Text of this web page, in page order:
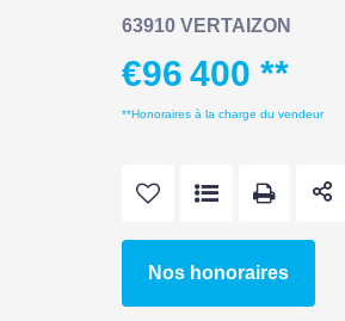
63910 VERTAIZON
€96 400 **
**Honoraires à la charge du vendeur
Nos honoraires